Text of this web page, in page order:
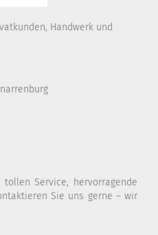
Handwerk und
Service, hervorragende
Sie uns gerne – wir